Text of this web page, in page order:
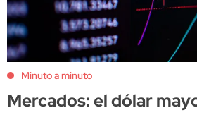
Minuto a minuto
Mercados: el dólar